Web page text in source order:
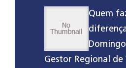
Quem
Gestor Regional de